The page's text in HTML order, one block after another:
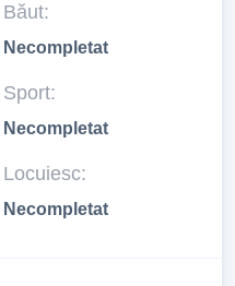
Băut:
Necompletat
Sport:
Necompletat
Locuiesc:
Necompletat